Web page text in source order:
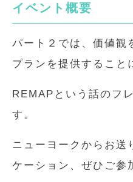
イベント概要
パート２では、価値観
プランを提供すること
REMAPという話のフ
す。
ニューヨークからお送
ケーション、ぜひご参